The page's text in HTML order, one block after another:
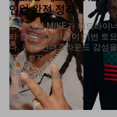
음악
로컬 전설 MIKE가 헤드라이
리 힙합 페스티벌이 이번 토
다. 뉴욕 언더그라운드 감성
크해 보자.
Jul 9, 2026